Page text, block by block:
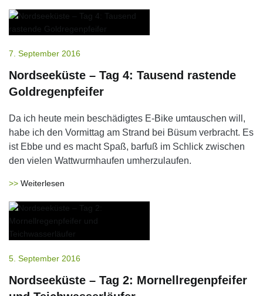
7. September 2016
Nordseeküste – Tag 4: Tausend rastende
Goldregenpfeifer
Da ich heute mein beschädigtes E-Bike umtauschen will,
habe ich den Vormittag am Strand bei Büsum verbracht. Es
ist Ebbe und es macht Spaß, barfuß im Schlick zwischen
den vielen Wattwurmhaufen umherzulaufen.
Weiterlesen
5. September 2016
Nordseeküste – Tag 2: Mornellregenpfeifer